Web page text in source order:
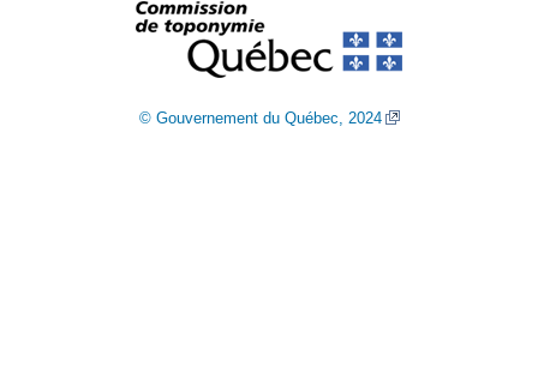
© Gouvernement du Québec, 2024